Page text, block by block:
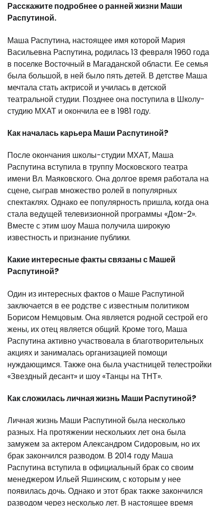
Расскажите подробнее о ранней жизни Маши
Распутиной.
Маша Распутина, настоящее имя которой Мария
Васильевна Распутина, родилась 13 февраля 1960 года
в поселке Восточный в Магаданской области. Ее семья
была большой, в ней было пять детей. В детстве Маша
мечтала стать актрисой и училась в детской
театральной студии. Позднее она поступила в Школу-
студию МХАТ и окончила ее в 1981 году.
Как началась карьера Маши Распутиной?
После окончания школы-студии МХАТ, Маша
Распутина вступила в труппу Московского театра
имени Вл. Маяковского. Она долгое время работала на
сцене, сыграв множество ролей в популярных
спектаклях. Однако ее популярность пришла, когда она
стала ведущей телевизионной программы «Дом-2».
Вместе с этим шоу Маша получила широкую
известность и признание публики.
Какие интересные факты связаны с Машей
Распутиной?
Один из интересных фактов о Маше Распутиной
заключается в ее родстве с известным политиком
Борисом Немцовым. Она является родной сестрой его
жены, их отец является общий. Кроме того, Маша
Распутина активно участвовала в благотворительных
акциях и занималась организацией помощи
нуждающимся. Также она была участницей телестройки
«Звездный десант» и шоу «Танцы на ТНТ».
Как сложилась личная жизнь Маши Распутиной?
Личная жизнь Маши Распутиной была несколько
разных. На протяжении нескольких лет она была
замужем за актером Александром Сидоровым, но их
брак закончился разводом. В 2014 году Маша
Распутина вступила в официальный брак со своим
менеджером Ильей Яшинским, с которым у нее
появилась дочь. Однако и этот брак также закончился
разводом через несколько лет. В настоящее время